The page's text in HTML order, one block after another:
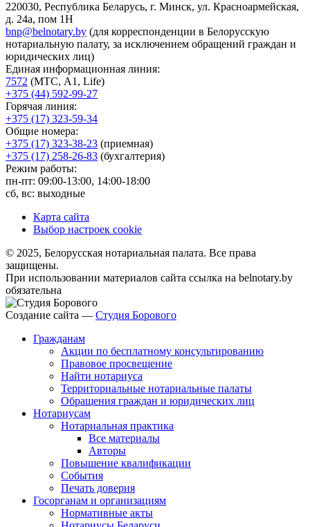
220030, Республика Беларусь, г. Минск, ул. Красноармейская,
д. 24а, пом 1Н
bnp@belnotary.by (для корреспонденции в Белорусскую
нотариальную палату, за исключением обращений граждан и
юридических лиц)
Единая информационная линия:
7572 (МТС, A1, Life)
+375 (44) 592-99-27
Горячая линия:
+375 (17) 323-59-34
Общие номера:
+375 (17) 323-38-23 (приемная)
+375 (17) 258-26-83 (бухгалтерия)
Режим работы:
пн-пт: 09:00-13:00, 14:00-18:00
сб, вс: выходные
Карта сайта
Выбор настроек cookie
© 2025, Белорусская нотариальная палата. Все права
защищены.
При использовании материалов сайта ссылка на belnotary.by
обязательна
Создание сайта — Студия Борового
Гражданам
Акции по бесплатному консультированию
Правовое просвещение
Найти нотариуса
Территориальные нотариальные палаты
Обращения граждан и юридических лиц
Нотариусам
Нотариальная практика
Все материалы
Авторы
Повышение квалификации
События
Печать доверия
Госорганам и организациям
Нормативные акты